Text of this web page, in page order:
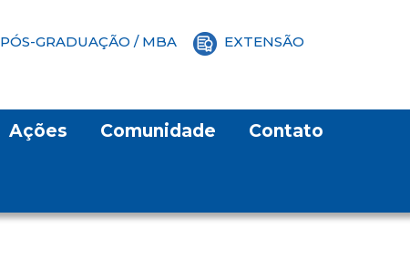
PÓS-GRADUAÇÃO / MBA EXTENSÃO
Ações Comunidade Contato